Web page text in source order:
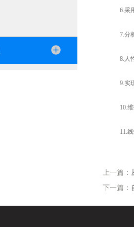
6.采用
7.分析
8.人性
9.实现
10.维护
11.线性
上一篇：
下一篇：